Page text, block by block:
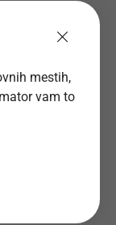
ob Savi
mestih,
vam to